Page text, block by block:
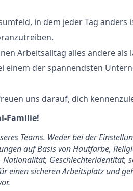
in dem jeder Tag anders
Arbeitsalltag alles andere als
einem der spannendsten
uns darauf, dich
Familie!
Teams. Weder bei der
auf Basis von Hautfarbe,
Geschlechteridentität,
einen sicheren Arbeitsplatz und